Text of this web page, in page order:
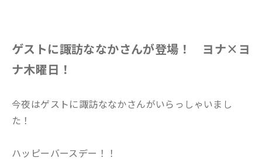
ゲストに諏訪ななかさんが登場！ ヨナ×ヨ
ナ木曜日！
今夜はゲストに諏訪ななかさんがいらっしゃいまし
た！
ハッピーバースデー！！